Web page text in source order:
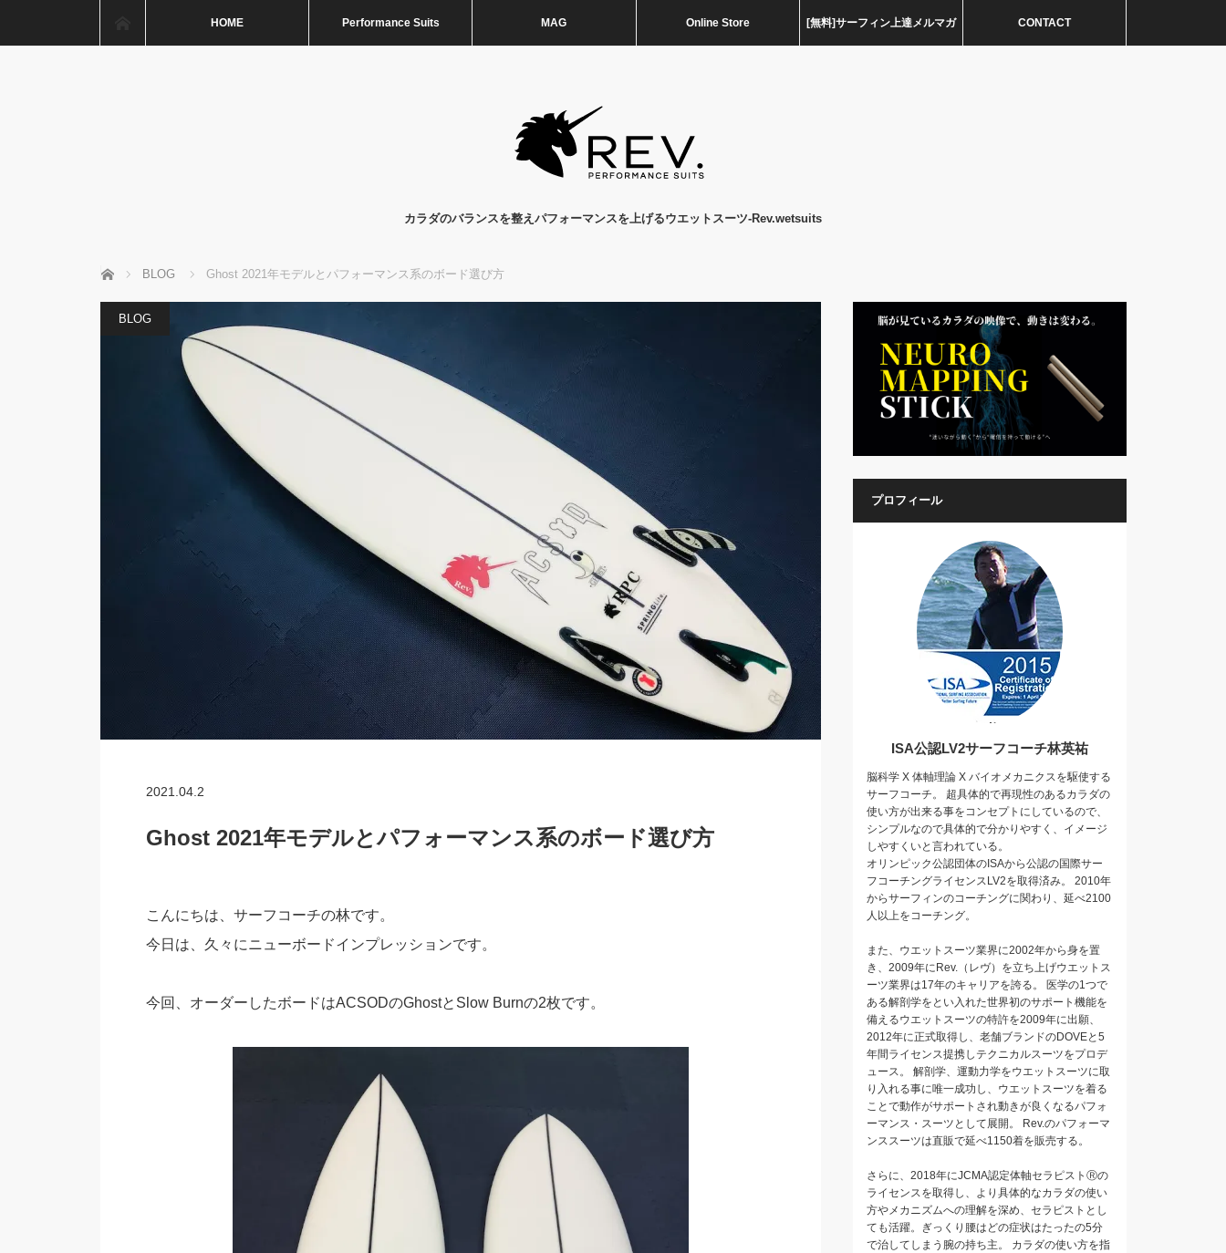
HOME Performance Suits MAG Online Store [無料]サーフィン上達メルマガ CONTACT
カラダのバランスを整えパフォーマンスを上げるウエットスーツ-Rev.wetsuits
ホーム BLOG Ghost 2021年モデルとパフォーマンス系のボード選び方
BLOG
2021.04.2
Ghost 2021年モデルとパフォーマンス系のボード選び方
こんにちは、サーフコーチの林です。
今日は、久々にニューボードインプレッションです。
今回、オーダーしたボードはACSODのGhostとSlow Burnの2枚です。
プロフィール
ISA公認LV2サーフコーチ林英祐
脳科学 X 体軸理論 X バイオメカニクスを駆使する
サーフコーチ。 超具体的で再現性のあるカラダの
使い方が出来る事をコンセプトにしているので、
シンプルなので具体的で分かりやすく、イメージ
しやすくいと言われている。
オリンピック公認団体のISAから公認の国際サー
フコーチングライセンスLV2を取得済み。 2010年
からサーフィンのコーチングに関わり、延べ2100
人以上をコーチング。
また、ウエットスーツ業界に2002年から身を置
き、2009年にRev.（レヴ）を立ち上げウエットス
ーツ業界は17年のキャリアを誇る。 医学の1つで
ある解剖学をとい入れた世界初のサポート機能を
備えるウエットスーツの特許を2009年に出願、
2012年に正式取得し、老舗ブランドのDOVEと5
年間ライセンス提携しテクニカルスーツをプロデ
ュース。 解剖学、運動力学をウエットスーツに取
り入れる事に唯一成功し、ウエットスーツを着る
ことで動作がサポートされ動きが良くなるパフォ
ーマンス・スーツとして展開。 Rev.のパフォーマ
ンススーツは直販で延べ1150着を販売する。
さらに、2018年にJCMA認定体軸セラピストⓇの
ライセンスを取得し、より具体的なカラダの使い
方やメカニズムへの理解を深め、セラピストとし
ても活躍。ぎっくり腰はどの症状はたったの5分
で治してしまう腕の持ち主。 カラダの使い方を指